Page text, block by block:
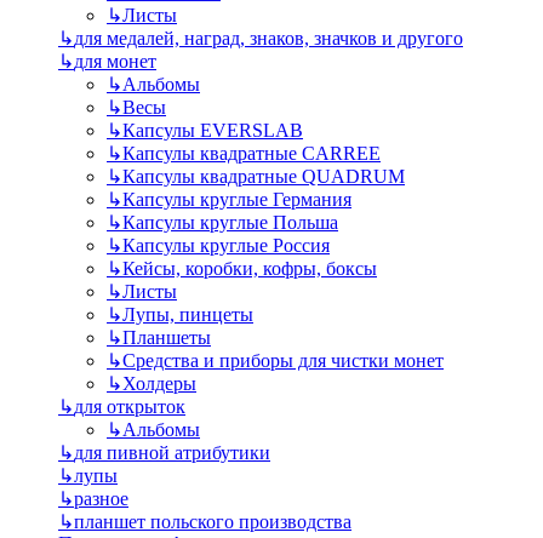
↳Листы
↳для медалей, наград, знаков, значков и другого
↳для монет
↳Альбомы
↳Весы
↳Капсулы EVERSLAB
↳Капсулы квадратные CARREE
↳Капсулы квадратные QUADRUM
↳Капсулы круглые Германия
↳Капсулы круглые Польша
↳Капсулы круглые Россия
↳Кейсы, коробки, кофры, боксы
↳Листы
↳Лупы, пинцеты
↳Планшеты
↳Средства и приборы для чистки монет
↳Холдеры
↳для открыток
↳Альбомы
↳для пивной атрибутики
↳лупы
↳разное
↳планшет польского производства